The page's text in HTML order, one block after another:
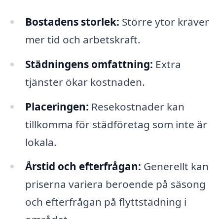
Bostadens storlek: Större ytor kräver
mer tid och arbetskraft.
Städningens omfattning: Extra
tjänster ökar kostnaden.
Placeringen: Resekostnader kan
tillkomma för städföretag som inte är
lokala.
Årstid och efterfrågan: Generellt kan
priserna variera beroende på säsong
och efterfrågan på flyttstädning i